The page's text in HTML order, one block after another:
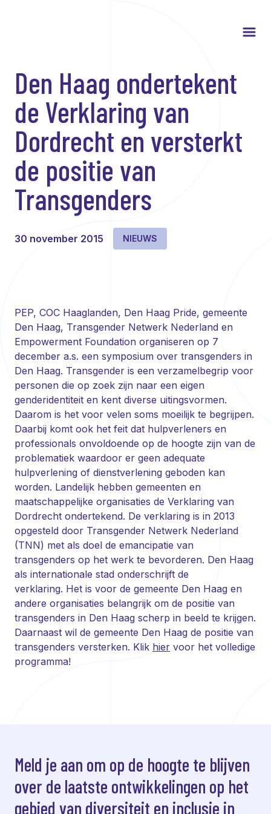
Den Haag ondertekent
de Verklaring van
Dordrecht en versterkt
de positie van
Transgenders
30 november 2015 NIEUWS
PEP, COC Haaglanden, Den Haag Pride, gemeente
Den Haag, Transgender Netwerk Nederland en
Empowerment Foundation organiseren op 7
december a.s. een symposium over transgenders in
Den Haag. Transgender is een verzamelbegrip voor
personen die op zoek zijn naar een eigen
genderidentiteit en kent diverse uitingsvormen.
Daarom is het voor velen soms moeilijk te begrijpen.
Daarbij komt ook het feit dat hulpverleners en
professionals onvoldoende op de hoogte zijn van de
problematiek waardoor er geen adequate
hulpverlening of dienstverlening geboden kan
worden. Landelijk hebben gemeenten en
maatschappelijke organisaties de Verklaring van
Dordrecht ondertekend. De verklaring is in 2013
opgesteld door Transgender Netwerk Nederland
(TNN) met als doel de emancipatie van
transgenders op het werk te bevorderen. Den Haag
als internationale stad onderschrijft de
verklaring. Het is voor de gemeente Den Haag en
andere organisaties belangrijk om de positie van
transgenders in Den Haag scherp in beeld te krijgen.
Daarnaast wil de gemeente Den Haag de positie van
transgenders versterken. Klik hiervoor het volledige
programma!
Meld je aan om op de hoogte te blijven
over de laatste ontwikkelingen op het
gebied van diversiteit en inclusie in